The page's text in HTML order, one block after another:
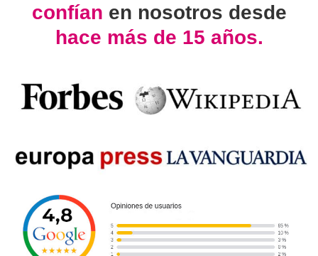
confían en nosotros desde
hace más de 15 años.